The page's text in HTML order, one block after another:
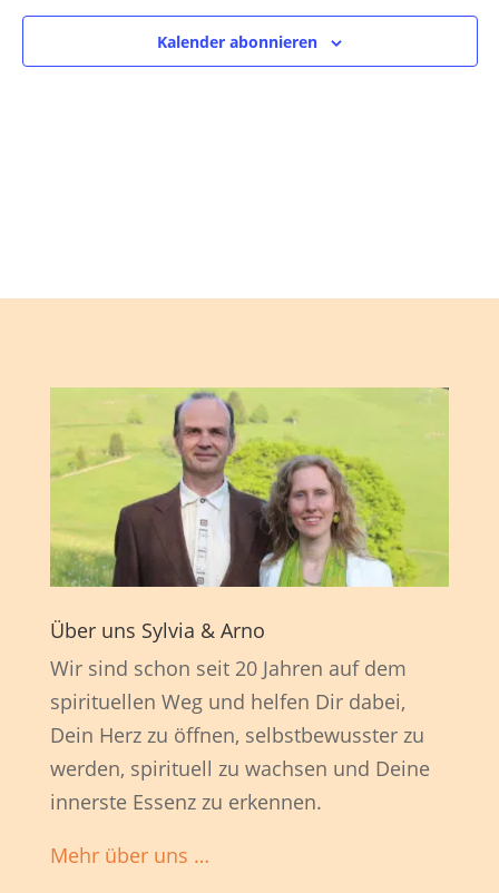
Kalender abonnieren
Über uns Sylvia & Arno
Wir sind schon seit 20 Jahren auf dem
spirituellen Weg und helfen Dir dabei,
Dein Herz zu öffnen, selbstbewusster zu
werden, spirituell zu wachsen und Deine
innerste Essenz zu erkennen.
Mehr über uns …